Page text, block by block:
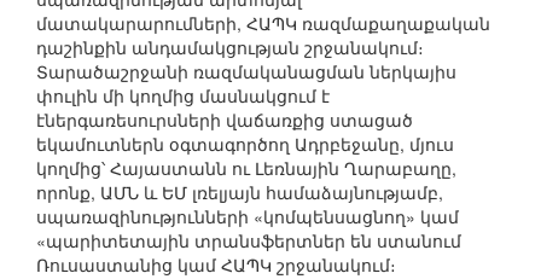
մատակարարումների, ՀԱՊԿ ռազմաքաղաքական
դաշինքին անդամակցության շրջանակում։
Տարածաշրջանի ռազմականացման ներկայիս
փուլին մի կողմից մասնակցում է
էներգառեսուրսների վաճառքից ստացած
եկամուտներն օգտագործող Ադրբեջանը, մյուս
կողմից՝ Հայաստանն ու Լեռնային Ղարաբաղը,
որոնք, ԱՄՆ և ԵՄ լռելյայն համաձայնությամբ,
սպառազինությունների «կոմպենսացնող» կամ
«պարիտետային տրանսֆերտներ են ստանում
Ռուսաստանից կամ ՀԱՊԿ շրջանակում։